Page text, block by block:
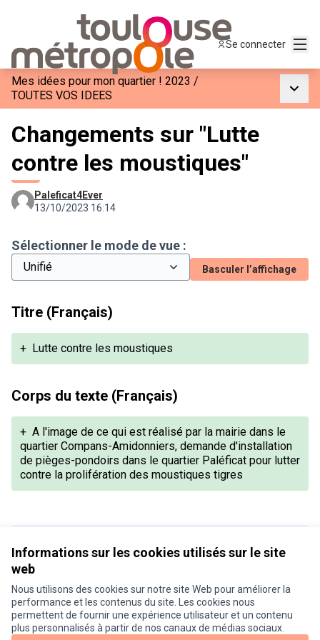
Informations sur les cookies utilisés sur le site
web
Nous utilisons des cookies sur notre site Web pour améliorer la
performance et les contenus du site. Les cookies nous
permettent de fournir une expérience utilisateur et un contenu
plus personnalisés à partir de nos canaux de médias sociaux.
Se connecter
Mes idées pour mon quartier ! 2023 /
TOUTES VOS IDEES
Changements sur "Lutte
contre les moustiques"
Paleficat4Ever
13/10/2023 16:14
Sélectionner le mode de vue :
Basculer l’affichage
Titre (Français)
+ Lutte contre les moustiques
Corps du texte (Français)
+ A l'image de ce qui est réalisé par la mairie dans le
quartier Compans-Amidonniers, demande d'installation
de pièges-pondoirs dans le quartier Paléficat pour lutter
contre la prolifération des moustiques tigres
Conditions d'utilisation
Paramètres des cookies
Je participe ! sur X
Je participe ! sur Facebook
Je participe ! sur Instagram